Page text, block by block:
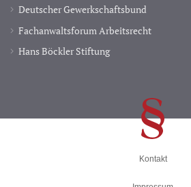
Deutscher Gewerkschaftsbund
Fachanwaltsforum Arbeitsrecht
Hans Böckler Stiftung
Kontakt